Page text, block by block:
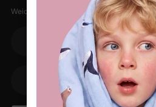
Weiche Sachen, kleine Rabatte, null Spam.
Ihre E-Mail
Ihr Telefon